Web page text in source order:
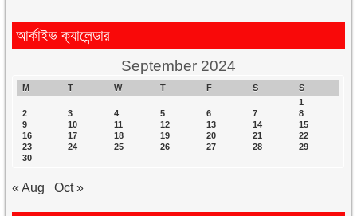
আর্কাইভ ক্যালেন্ডার
September 2024
M T W T F S
S
1
2
3 4 5 6 7
8
9
10 11 12 13 14
15
16
17 18 19 20 21
22
23
24 25 26 27 28
29
30
« Aug Oct »